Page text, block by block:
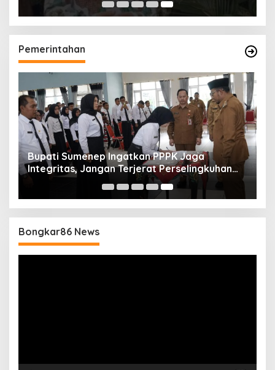
Pemerintahan
Bupati Sumenep Ingatkan PPPK Jaga
Integritas, Jangan Terjerat Perselingkuhan
dan Judi Online
Bongkar86 News